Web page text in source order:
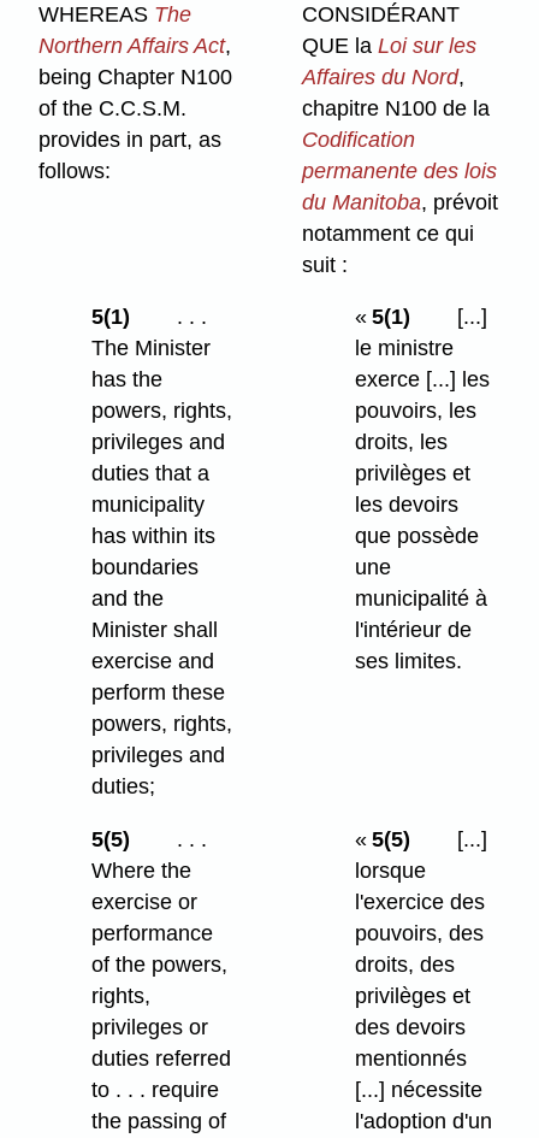
WHEREAS The
Northern Affairs Act,
being Chapter N100
of the C.C.S.M.
provides in part, as
follows:
CONSIDÉRANT
QUE laLoi sur les
Affaires du Nord,
chapitre N100 de la
Codification
permanente des lois
du Manitoba, prévoit
notamment ce qui
suit :
5(1)
. . .
The Minister
has the
powers, rights,
privileges and
duties that a
municipality
has within its
boundaries
and the
Minister shall
exercise and
perform these
powers, rights,
privileges and
duties;
«5(1)
[...]
le ministre
exerce [...] les
pouvoirs, les
droits, les
privilèges et
les devoirs
que possède
une
municipalité à
l'intérieur de
ses limites.
5(5)
. . .
Where the
exercise or
performance
of the powers,
rights,
privileges or
duties referred
to . . . require
the passing of
«5(5)
[...]
lorsque
l'exercice des
pouvoirs, des
droits, des
privilèges et
des devoirs
mentionnés
[...] nécessite
l'adoption d'un